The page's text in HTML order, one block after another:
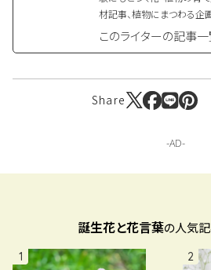
材記事、植物にまつわる企
このライターの記事
Share
誕生花と花言葉の人気
1 2